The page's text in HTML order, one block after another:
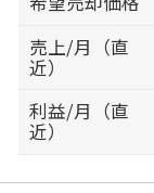
売上/月（直
近）
利益/月（直
近）